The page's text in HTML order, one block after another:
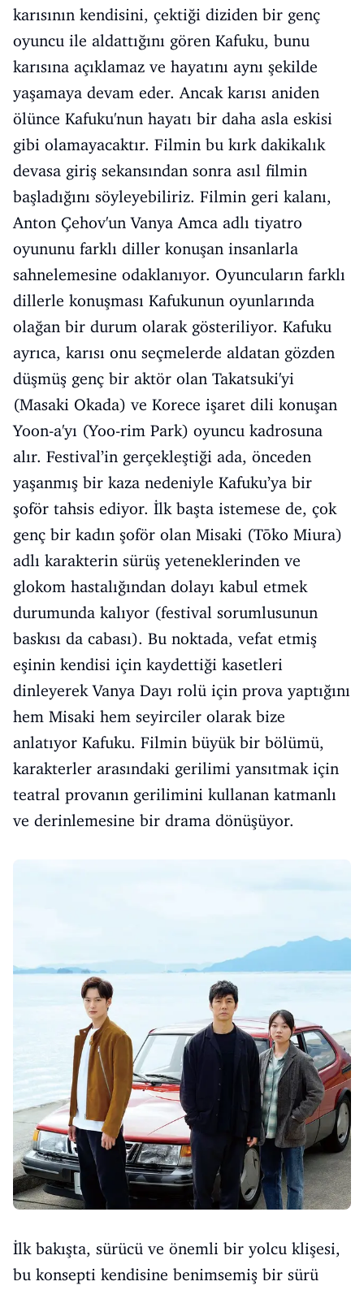
karısının kendisini, çektiği diziden bir genç
oyuncu ile aldattığını gören Kafuku, bunu
karısına açıklamaz ve hayatını aynı şekilde
yaşamaya devam eder. Ancak karısı aniden
ölünce Kafuku'nun hayatı bir daha asla eskisi
gibi olamayacaktır. Filmin bu kırk dakikalık
devasa giriş sekansından sonra asıl filmin
başladığını söyleyebiliriz. Filmin geri kalanı,
Anton Çehov'un Vanya Amca adlı tiyatro
oyununu farklı diller konuşan insanlarla
sahnelemesine odaklanıyor. Oyuncuların farklı
dillerle konuşması Kafukunun oyunlarında
olağan bir durum olarak gösteriliyor. Kafuku
ayrıca, karısı onu seçmelerde aldatan gözden
düşmüş genç bir aktör olan Takatsuki'yi
(Masaki Okada) ve Korece işaret dili konuşan
Yoon-a'yı (Yoo-rim Park) oyuncu kadrosuna
alır. Festival’in gerçekleştiği ada, önceden
yaşanmış bir kaza nedeniyle Kafuku’ya bir
şoför tahsis ediyor. İlk başta istemese de, çok
genç bir kadın şoför olan Misaki (Tōko Miura)
adlı karakterin sürüş yeteneklerinden ve
glokom hastalığından dolayı kabul etmek
durumunda kalıyor (festival sorumlusunun
baskısı da cabası). Bu noktada, vefat etmiş
eşinin kendisi için kaydettiği kasetleri
dinleyerek Vanya Dayı rolü için prova yaptığını
hem Misaki hem seyirciler olarak bize
anlatıyor Kafuku. Filmin büyük bir bölümü,
karakterler arasındaki gerilimi yansıtmak için
teatral provanın gerilimini kullanan katmanlı
ve derinlemesine bir drama dönüşüyor.
İlk bakışta, sürücü ve önemli bir yolcu klişesi,
bu konsepti kendisine benimsemiş bir sürü